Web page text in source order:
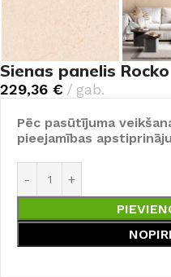
Sienas panelis
229,36 € gab.
Pēc pasūtījuma
pieejamības